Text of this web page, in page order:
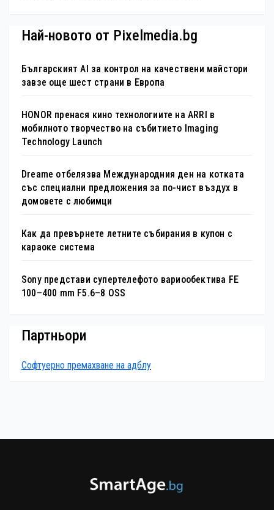
Най-новото от Pixelmedia.bg
Българският AI за контрол на качествени майстори
завзе още шест страни в Европа
HONOR пренася кино технологиите на ARRI в
мобилното творчество на събитието Imaging
Technology Launch
Dreame отбелязва Международния ден на котката
със специални предложения за по-чист въздух в
домовете с любимци
Как да превърнете летните събирания в купон с
караоке система
Sony представи супертелефото вариообектива FE
100–400 mm F5.6–8 OSS
Партньори
Софтуерно премахване на адблу